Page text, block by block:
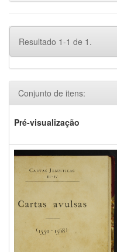
Resultado 1-1 de 1.
Conjunto de itens:
Pré-visualização